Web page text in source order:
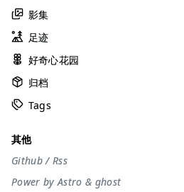
影集
足迹
好奇心花园
归档
Tags
其他
Github/ Rss
Power byAstro & ghost